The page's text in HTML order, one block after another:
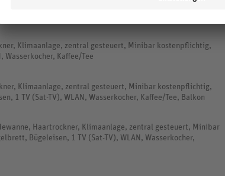
vor Ort beim Check-in bezahlt. Die Einnahmen aus dieser
touristischer Einrichtungen genutzt. Änderungen vorbehalten.
Klimaanlage, zentral gesteuert, Minibar kostenpflichtig,
Wasserkocher, Kaffee/Tee
Klimaanlage, zentral gesteuert, Minibar kostenpflichtig,
1 TV (Sat-TV), WLAN, Wasserkocher, Kaffee/Tee, Balkon
Haartrockner, Klimaanlage, zentral gesteuert, Minibar
Bügeleisen, 1 TV (Sat-TV), WLAN, Wasserkocher,